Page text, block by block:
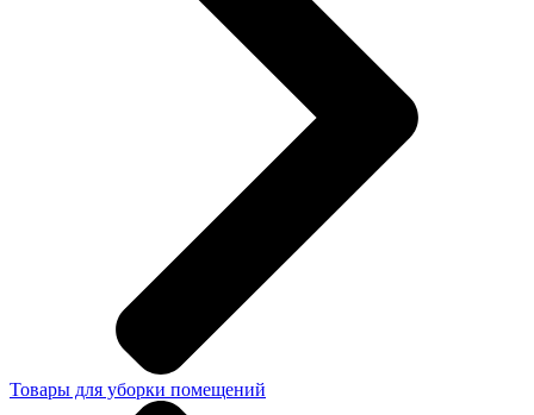
Товары для уборки помещений